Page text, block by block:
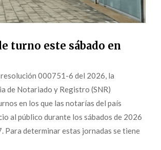
turno este sábado en
resolución 000751-6 del 2026, la
de Notariado y Registro (SNR)
en los que las notarías del país
al público durante los sábados de 2026
Para determinar estas jornadas se tiene